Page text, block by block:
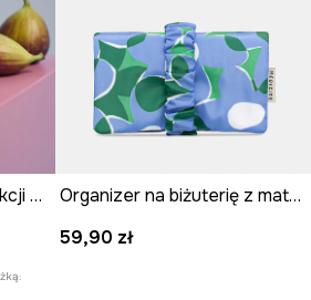
Kubek termiczny z kolekcji Frida
Organizer na biżuterię z materiału tekstylnego
59,90 zł